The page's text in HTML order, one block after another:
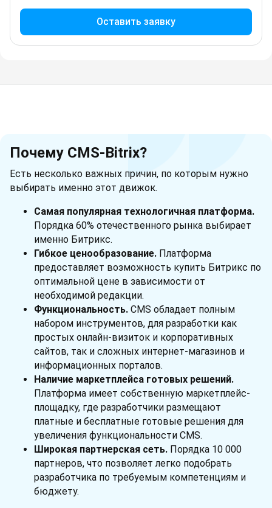
Оставить заявку
Почему CMS-Bitrix?
Есть несколько важных причин, по которым нужно
выбирать именно этот движок.
Самая популярная технологичная платформа.
Порядка 60% отечественного рынка выбирает
именно Битрикс.
Гибкое ценообразование. Платформа
предоставляет возможность купить Битрикс по
оптимальной цене в зависимости от
необходимой редакции.
Функциональность. CMS обладает полным
набором инструментов, для разработки как
простых онлайн-визиток и корпоративных
сайтов, так и сложных интернет-магазинов и
информационных порталов.
Наличие маркетплейса готовых решений.
Платформа имеет собственную маркетплейс-
площадку, где разработчики размещают
платные и бесплатные готовые решения для
увеличения функциональности CMS.
Широкая партнерская сеть. Порядка 10 000
партнеров, что позволяет легко подобрать
разработчика по требуемым компетенциям и
бюджету.